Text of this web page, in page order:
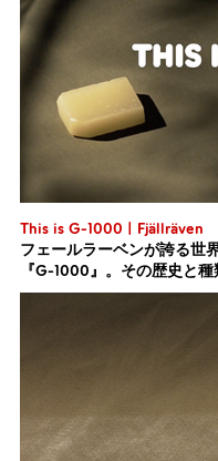
This is G-1000 | Fjällräven
フェールラーベンが誇る世
『G-1000』。その歴史と種